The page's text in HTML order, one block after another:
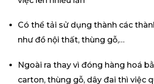
Có thể tải sử dụng thành các
như đồ nội thất, thùng gỗ,…
Ngoài ra thay vì đóng hàng hoá
carton, thùng gỗ, dây đai thì việc